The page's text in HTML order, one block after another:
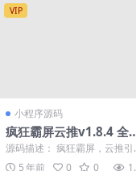
VIP
小程序源码
疯狂霸屏云推v1.8.4 全
无限开版 门店实体 引流
客 推广神器
源码描述： 疯狂霸屏，云推引
流，一键发布，门店实体，引流
5 年前 0 0